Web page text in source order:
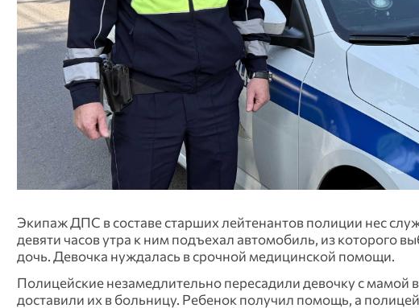
Экипаж ДПС в составе старших лейтенантов полиции нес
девяти часов утра к ним подъехал автомобиль, из которого
дочь. Девочка нуждалась в срочной медицинской помощи.
Полицейские незамедлительно пересадили девочку с
доставили их в больницу. Ребенок получил помощь, а